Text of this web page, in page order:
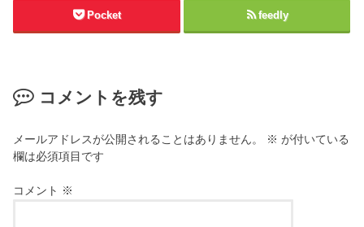
Pocket feedly
コメントを残す
メールアドレスが公開されることはありません。 ※ が付いている
欄は必須項目です
コメント ※